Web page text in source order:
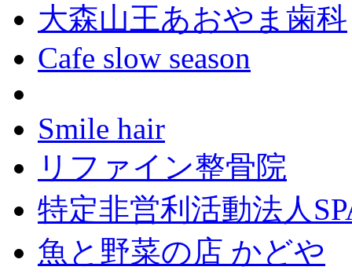
大森山王あおやま歯科
Cafe slow season
Smile hair
リファイン整骨院
特定非営利活動法人
魚と野菜の店 かどや